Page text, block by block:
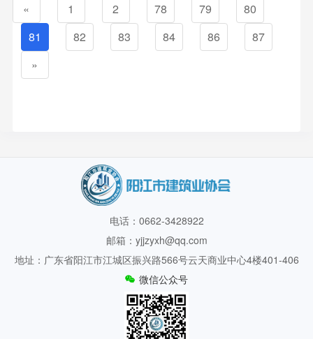
« 1 2 78 79
80
81
82 83 84 86
87
»
电话：0662-3428922
邮箱：yjjzyxh@qq.com
地址：广东省阳江市江城区振兴路566号云天商业中心4楼401-406
微信公众号